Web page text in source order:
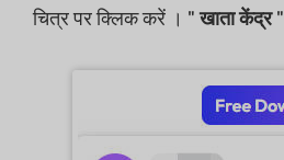
चित्र पर क्लिक करें । "खाता केंद्र"